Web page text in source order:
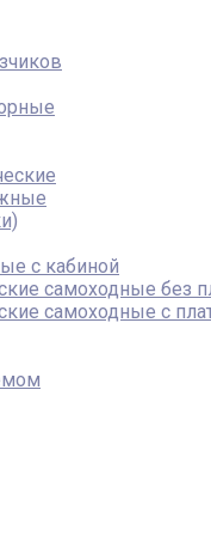
с кабиной
самоходные без
самоходные с